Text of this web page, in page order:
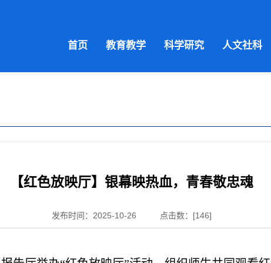
首页 教育教学 科学研究 人文社科
【红色放映厅】银幕映热血，青春敬忠魂
发布时间：2025-10-26 点击数：[146]